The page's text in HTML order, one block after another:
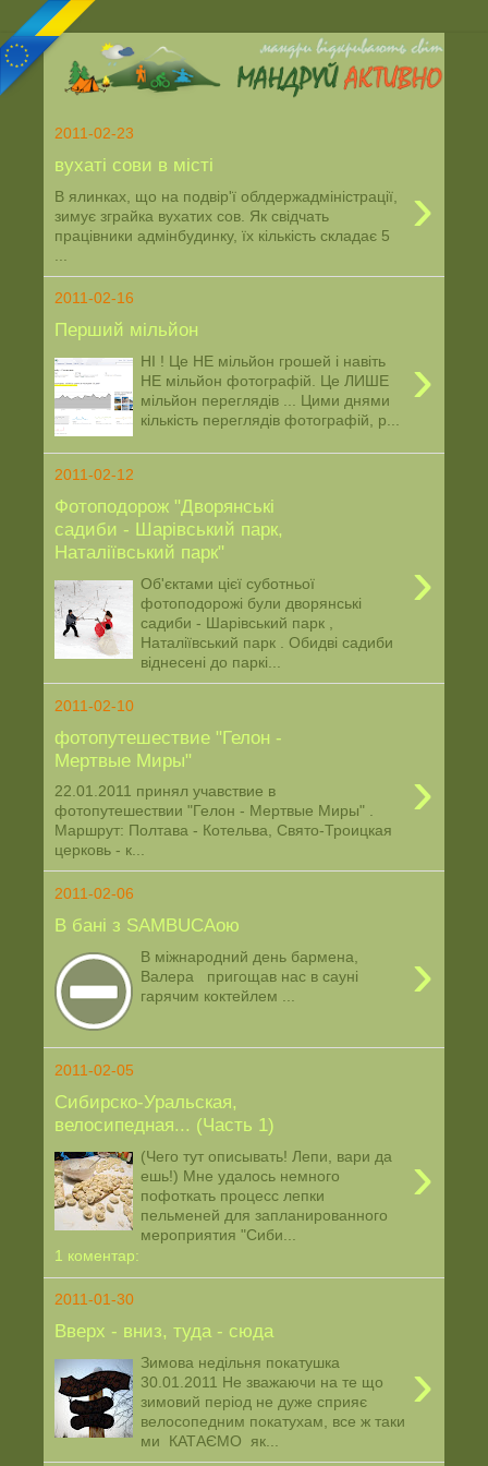
2011-02-23
вухаті сови в місті
›
В ялинках, що на подвір'ї облдержадміністрації,
зимує зграйка вухатих сов. Як свідчать
працівники адмінбудинку, їх кількість складає 5
2011-02-16
Перший мільйон
›
НІ ! Це НЕ мільйон грошей і навіть
НЕ мільйон фотографій. Це ЛИШЕ
мільйон переглядів ... Цими днями
кількість переглядів фотографій, р...
2011-02-12
Фотоподорож "Дворянські
садиби - Шарівський парк,
Наталіївський парк"
›
Об'єктами цієї суботньої
фотоподорожі були дворянські
садиби - Шарівський парк ,
Наталіївський парк . Обидві садиби
віднесені до паркі...
2011-02-10
фотопутешествие "Гелон -
Мертвые Миры"
›
22.01.2011 принял учавствие в
фотопутешествии "Гелон - Мертвые Миры" .
Маршрут: Полтава - Котельва, Свято-Троицкая
церковь - к...
2011-02-06
В бані з SAMBUCAою
›
В міжнародний день бармена,
Валера пригощав нас в сауні
гарячим коктейлем ...
2011-02-05
Сибирско-Уральская,
велосипедная... (Часть 1)
›
(Чего тут описывать! Лепи, вари да
ешь!) Мне удалось немного
пофоткать процесс лепки
пельменей для запланированного
мероприятия "Сиби...
1 коментар:
2011-01-30
Вверх - вниз, туда - сюда
›
Зимова недільня покатушка
30.01.2011 Не зважаючи на те що
зимовий період не дуже сприяє
велосопедним покатухам, все ж таки
ми КАТАЄМО як...